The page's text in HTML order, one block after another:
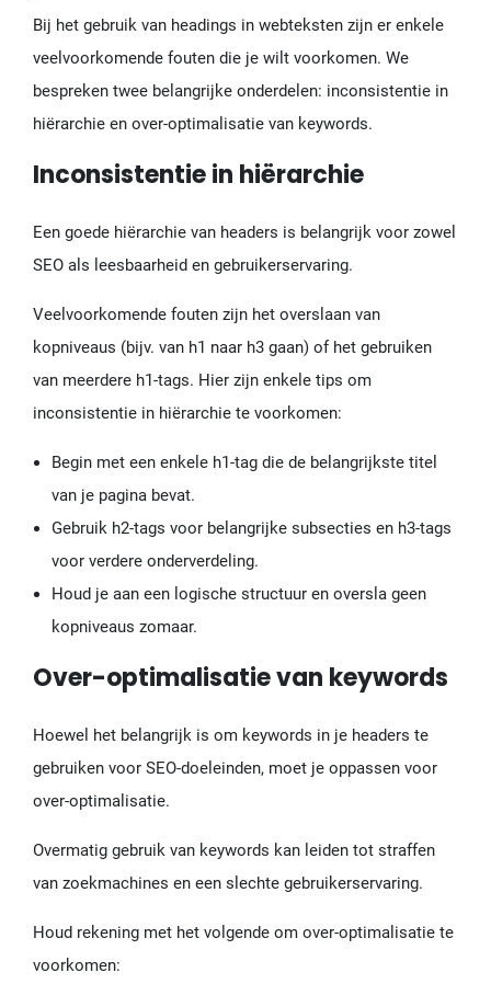
Bij het gebruik van headings in webteksten zijn er enkele
veelvoorkomende fouten die je wilt voorkomen. We
bespreken twee belangrijke onderdelen: inconsistentie in
hiërarchie en over-optimalisatie van keywords.
Inconsistentie in hiërarchie
Een goede hiërarchie van headers is belangrijk voor zowel
SEO als leesbaarheid en gebruikerservaring.
Veelvoorkomende fouten zijn het overslaan van
kopniveaus (bijv. van h1 naar h3 gaan) of het gebruiken
van meerdere h1-tags. Hier zijn enkele tips om
inconsistentie in hiërarchie te voorkomen:
Begin met een enkele h1-tag die de belangrijkste titel
van je pagina bevat.
Gebruik h2-tags voor belangrijke subsecties en h3-tags
voor verdere onderverdeling.
Houd je aan een logische structuur en oversla geen
kopniveaus zomaar.
Over-optimalisatie van keywords
Hoewel het belangrijk is om keywords in je headers te
gebruiken voor SEO-doeleinden, moet je oppassen voor
over-optimalisatie.
Overmatig gebruik van keywords kan leiden tot straffen
van zoekmachines en een slechte gebruikerservaring.
Houd rekening met het volgende om over-optimalisatie te
voorkomen: